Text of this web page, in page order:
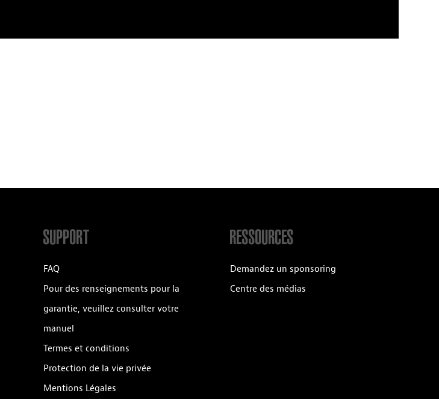
SUPPORT
FAQ
Pour des renseignements pour la
garantie, veuillez consulter votre
manuel
Termes et conditions
Protection de la vie privée
Mentions Légales
RESSOURCES
Demandez un sponsoring
Centre des médias